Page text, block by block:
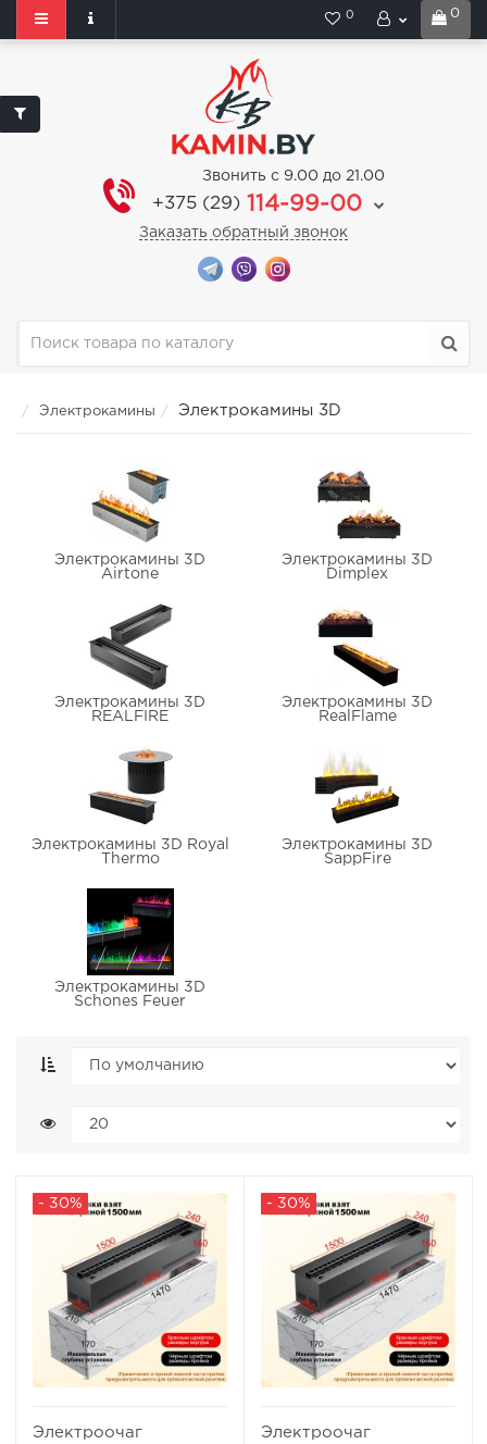
0
0
Звонить с 9.00 до 21.00
+375 (29) 114-99-00
Заказать обратный звонок
Электрокамины Электрокамины 3D
Электрокамины 3D
Airtone
Электрокамины 3D
Dimplex
Электрокамины 3D
REALFIRE
Электрокамины 3D
RealFlame
Электрокамины 3D Royal
Thermo
Электрокамины 3D
SappFire
Электрокамины 3D
Schones Feuer
- 30%
Электроочаг
- 30%
Электроочаг